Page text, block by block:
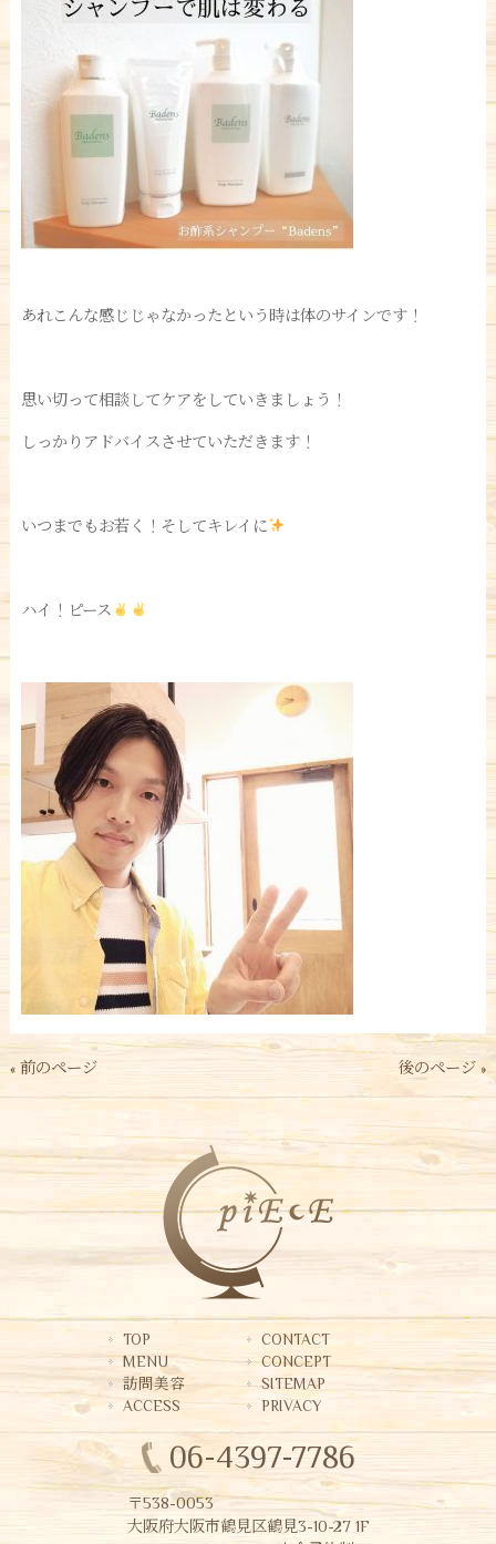
あれこんな感じじゃなかったという時は体のサインです！
思い切って相談してケアをしていきましょう！
しっかりアドバイスさせていただきます！
いつまでもお若く！そしてキレイに
ハイ！ピース
« 前のページ 後のページ »
TOP
CONTACT
MENU
CONCEPT
訪問美容
SITEMAP
ACCESS
PRIVACY
〒538-0053
大阪府大阪市鶴見区鶴見3-10-27 1F
06-4397-7786